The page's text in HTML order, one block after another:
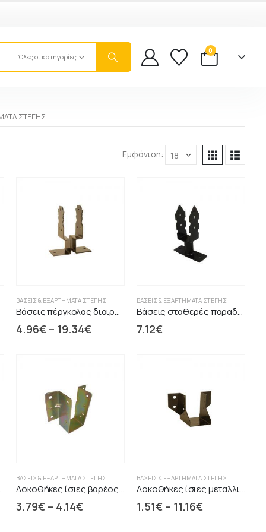
Όλες οι κατηγορίες
0
ΣΤΈΓΗΣ
Εμφάνιση:
ΒΆΣΕΙΣ & ΕΞΑΡΤΉΜΑΤΑ ΣΤΈΓΗΣ
Βάσεις πέργκολας διαιρούμενες μεταλλικές
4.96€ – 19.34€
ΒΆΣΕΙΣ & ΕΞΑΡΤΉΜΑΤΑ ΣΤΈΓΗΣ
Βάσεις σταθερές παραδοσιακές μαύρες
7.12€
ΒΆΣΕΙΣ & ΕΞΑΡΤΉΜΑΤΑ ΣΤΈΓΗΣ
Δοκοθήκες ίσιες βαρέος τύπου
3.79€ – 4.14€
ΒΆΣΕΙΣ & ΕΞΑΡΤΉΜΑΤΑ ΣΤΈΓΗΣ
Δοκοθήκες ίσιες μεταλλικές
1.51€ – 11.16€